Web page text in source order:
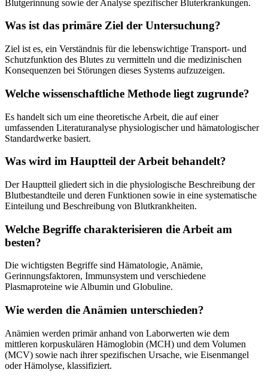
Blutgerinnung sowie der Analyse spezifischer Bluterkrankungen.
Was ist das primäre Ziel der Untersuchung?
Ziel ist es, ein Verständnis für die lebenswichtige Transport- und
Schutzfunktion des Blutes zu vermitteln und die medizinischen
Konsequenzen bei Störungen dieses Systems aufzuzeigen.
Welche wissenschaftliche Methode liegt zugrunde?
Es handelt sich um eine theoretische Arbeit, die auf einer
umfassenden Literaturanalyse physiologischer und hämatologischer
Standardwerke basiert.
Was wird im Hauptteil der Arbeit behandelt?
Der Hauptteil gliedert sich in die physiologische Beschreibung der
Blutbestandteile und deren Funktionen sowie in eine systematische
Einteilung und Beschreibung von Blutkrankheiten.
Welche Begriffe charakterisieren die Arbeit am
besten?
Die wichtigsten Begriffe sind Hämatologie, Anämie,
Gerinnungsfaktoren, Immunsystem und verschiedene
Plasmaproteine wie Albumin und Globuline.
Wie werden die Anämien unterschieden?
Anämien werden primär anhand von Laborwerten wie dem
mittleren korpuskulären Hämoglobin (MCH) und dem Volumen
(MCV) sowie nach ihrer spezifischen Ursache, wie Eisenmangel
oder Hämolyse, klassifiziert.